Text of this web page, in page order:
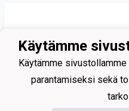
Käytämme
Käytämme
parantamiseksi sekä